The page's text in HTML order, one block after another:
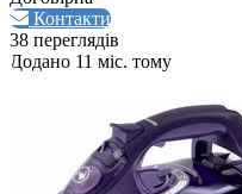
Контакти
38 переглядів
Додано 11 міс. тому